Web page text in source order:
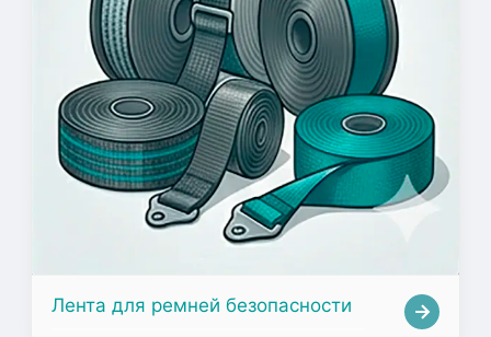
Лента для ремней безопасности